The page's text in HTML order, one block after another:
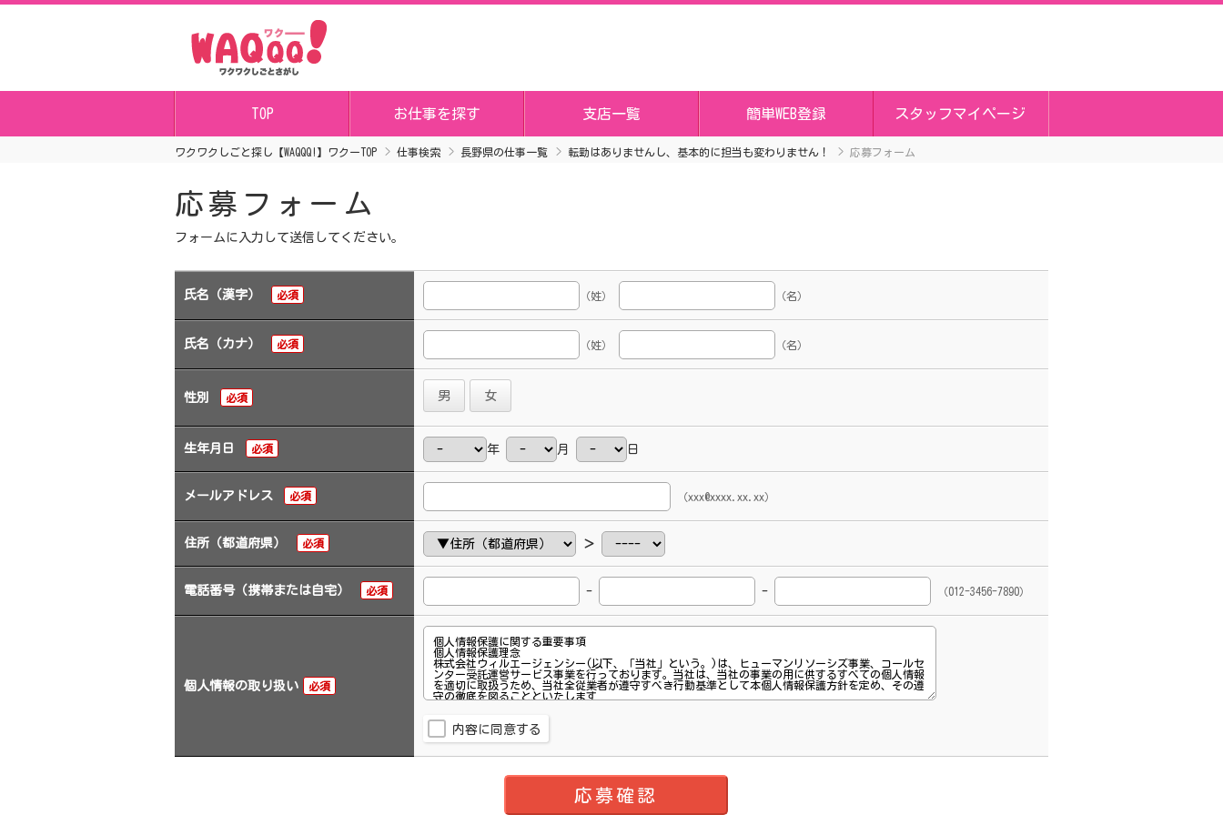
TOP お仕事を探す 支店一覧 簡単WEB登録 スタッフマイページ
ワクワクしごと探し【WAQQQ!】ワクーTOP 仕事検索 長野県の仕事一覧 転勤はありませんし、基本的に担当も変わりません！ 応募フォーム
応募フォーム
フォームに入力して送信してください。
氏名（漢字） 必須 （姓） （名）
氏名（カナ） 必須 （姓） （名）
性別 必須 男 女
生年月日 必須 年 月 日
メールアドレス 必須 （xxx@xxxx.xx.xx）
住所（都道府県） 必須 ＞
電話番号（携帯または自宅） 必須 - - （012-3456-7890）
個人情報の取り扱い 必須
内容に同意する